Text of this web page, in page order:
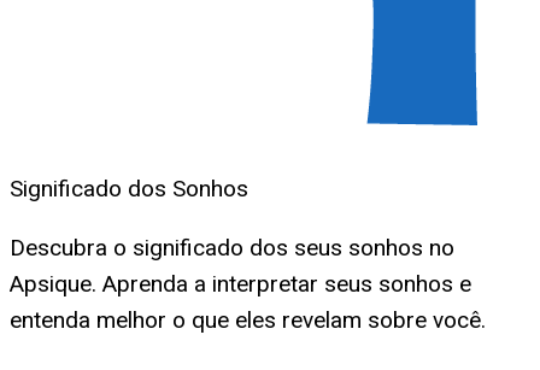
Significado dos Sonhos
Descubra o significado dos seus sonhos no
Apsique. Aprenda a interpretar seus sonhos e
entenda melhor o que eles revelam sobre você.